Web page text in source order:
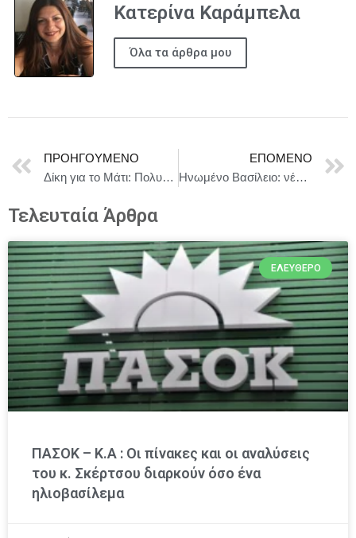
Κατερίνα Καράμπελα
Όλα τα άρθρα μου
ΠΡΟΗΓΟΎΜΕΝΟ
Δίκη για το Μάτι: Πολυετείς ποινές που φθάνουν τα 340 έτη επέβαλε το δικαστήριο
ΕΠΌΜΕΝΟ
Ηνωμένο Βασίλειο: νέα θέση στο ζήτημα της Σαχάρας
Τελευταία Άρθρα
ΕΛΕΎΘΕΡΟ
ΠΑΣΟΚ – Κ.Α : Οι πίνακες και οι αναλύσεις
του κ. Σκέρτσου διαρκούν όσο ένα
ηλιοβασίλεμα